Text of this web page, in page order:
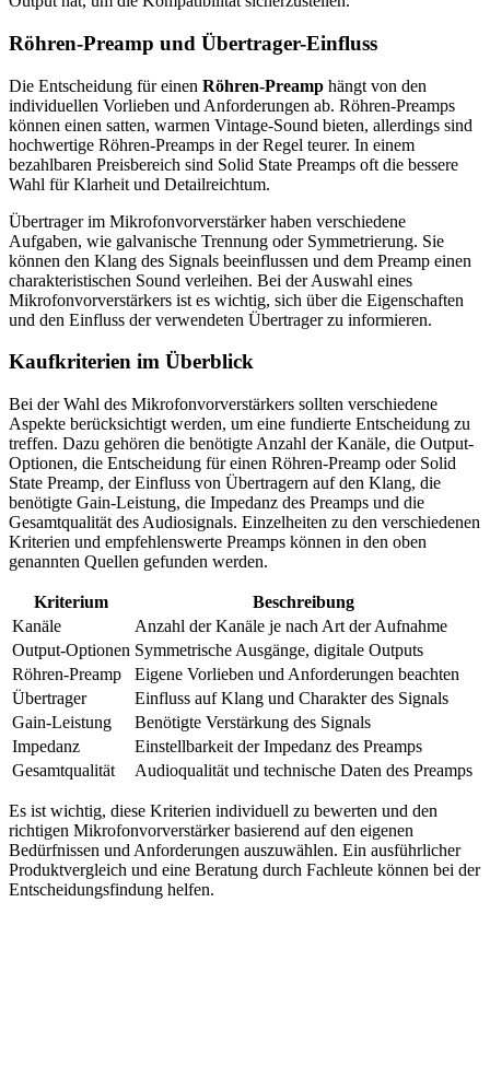
Röhren-Preamp und Übertrager-Einfluss
Die Entscheidung für einen Röhren-Preamp hängt von den
individuellen Vorlieben und Anforderungen ab. Röhren-Preamps
können einen satten, warmen Vintage-Sound bieten, allerdings sind
hochwertige Röhren-Preamps in der Regel teurer. In einem
bezahlbaren Preisbereich sind Solid State Preamps oft die bessere
Wahl für Klarheit und Detailreichtum.
Übertrager im Mikrofonvorverstärker haben verschiedene
Aufgaben, wie galvanische Trennung oder Symmetrierung. Sie
können den Klang des Signals beeinflussen und dem Preamp einen
charakteristischen Sound verleihen. Bei der Auswahl eines
Mikrofonvorverstärkers ist es wichtig, sich über die Eigenschaften
und den Einfluss der verwendeten Übertrager zu informieren.
Kaufkriterien im Überblick
Bei der Wahl des Mikrofonvorverstärkers sollten verschiedene
Aspekte berücksichtigt werden, um eine fundierte Entscheidung zu
treffen. Dazu gehören die benötigte Anzahl der Kanäle, die Output-
Optionen, die Entscheidung für einen Röhren-Preamp oder Solid
State Preamp, der Einfluss von Übertragern auf den Klang, die
benötigte Gain-Leistung, die Impedanz des Preamps und die
Gesamtqualität des Audiosignals. Einzelheiten zu den verschiedenen
Kriterien und empfehlenswerte Preamps können in den oben
genannten Quellen gefunden werden.
Kriterium
Beschreibung
Kanäle
Anzahl der Kanäle je nach Art der Aufnahme
Output-Optionen Symmetrische Ausgänge, digitale Outputs
Röhren-Preamp
Eigene Vorlieben und Anforderungen beachten
Übertrager
Einfluss auf Klang und Charakter des Signals
Gain-Leistung
Benötigte Verstärkung des Signals
Impedanz
Einstellbarkeit der Impedanz des Preamps
Gesamtqualität
Audioqualität und technische Daten des Preamps
Es ist wichtig, diese Kriterien individuell zu bewerten und den
richtigen Mikrofonvorverstärker basierend auf den eigenen
Bedürfnissen und Anforderungen auszuwählen. Ein ausführlicher
Produktvergleich und eine Beratung durch Fachleute können bei der
Entscheidungsfindung helfen.